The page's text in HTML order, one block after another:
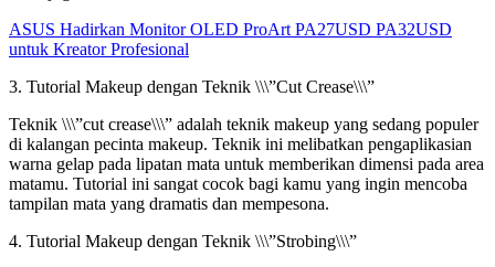
ASUS Hadirkan Monitor OLED ProArt PA27USD PA32USD
untuk Kreator Profesional
3. Tutorial Makeup dengan Teknik \\\”Cut Crease\\\”
Teknik \\\”cut crease\\\” adalah teknik makeup yang sedang populer
di kalangan pecinta makeup. Teknik ini melibatkan pengaplikasian
warna gelap pada lipatan mata untuk memberikan dimensi pada area
matamu. Tutorial ini sangat cocok bagi kamu yang ingin mencoba
tampilan mata yang dramatis dan mempesona.
4. Tutorial Makeup dengan Teknik \\\”Strobing\\\”